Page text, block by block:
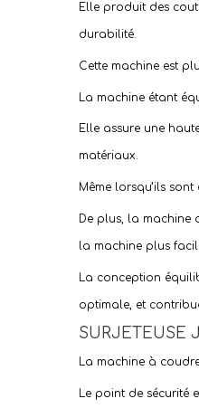
Elle produit des
durabilité.
Cette machine est
La machine étant
Elle assure une
matériaux.
Même lorsqu’ils
De plus, la machine
la machine plus
La conception
optimale, et
SURJETEUSE
La machine à
Le point de sécurité